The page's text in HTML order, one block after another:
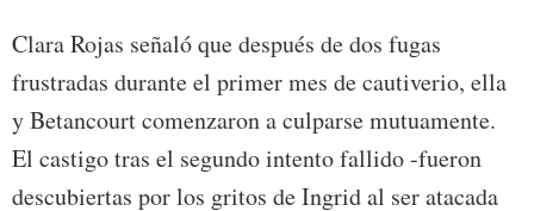
Clara Rojas señaló que después de dos fugas
frustradas durante el primer mes de cautiverio, ella
y Betancourt comenzaron a culparse mutuamente.
El castigo tras el segundo intento fallido -fueron
descubiertas por los gritos de Ingrid al ser atacada